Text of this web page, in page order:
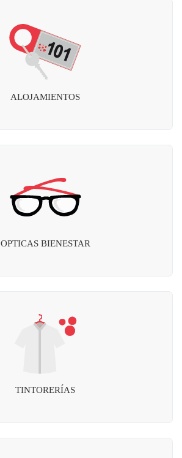
ALOJAMIENTOS
OPTICAS BIENESTAR
TINTORERÍAS